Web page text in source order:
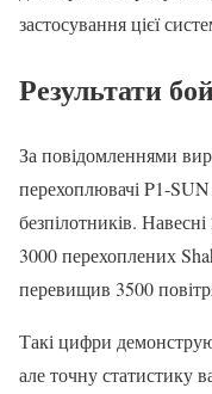
застосування цієї
Результати
За повідомленнями
перехоплювачі P1-
безпілотників.
3000 перехоплених
перевищив 3500
Такі цифри
але точну статистику